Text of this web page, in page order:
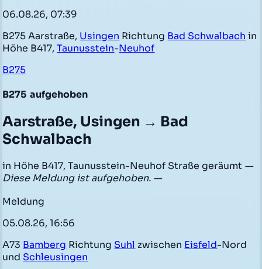
06.08.26, 07:39
B275 Aarstraße, Usingen Richtung Bad Schwalbach in
Höhe B417,Taunusstein-Neuhof
B275
B275 aufgehoben
Aarstraße, Usingen → Bad
Schwalbach
in Höhe B417, Taunusstein-Neuhof Straße geräumt —
Diese Meldung ist aufgehoben. —
Meldung
05.08.26, 16:56
A73 Bamberg Richtung Suhl zwischen Eisfeld-Nord
und Schleusingen